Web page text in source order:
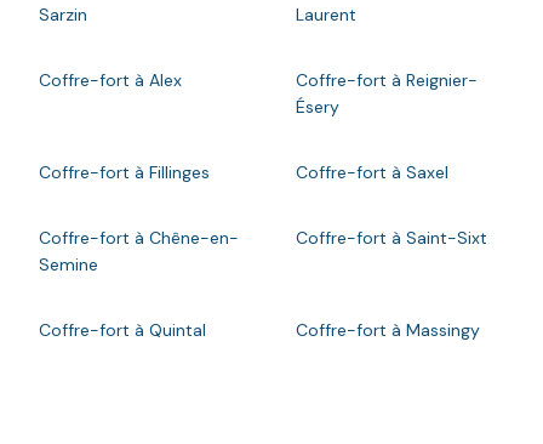
Sarzin
Laurent
Coffre-fort à Alex
Coffre-fort à Reignier-
Ésery
Coffre-fort à Fillinges Coffre-fort à Saxel
Coffre-fort à Chêne-en-
Semine
Coffre-fort à Saint-Sixt
Coffre-fort à Quintal Coffre-fort à Massingy